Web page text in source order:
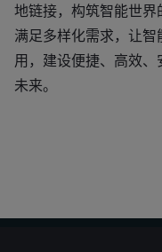
地链接，构筑智能世
满足多样化需求，让
用，建设便捷、高效
未来。